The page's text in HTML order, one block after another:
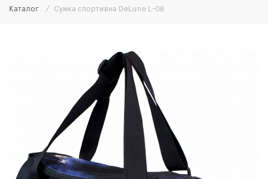
МОЛОДІЖНІ РЮКЗАКИ
ПЛЯШКИ ДЛЯ ВОДИ
SCHOOL STANDARD
Каталог Сумка спортивна DeLune L-08